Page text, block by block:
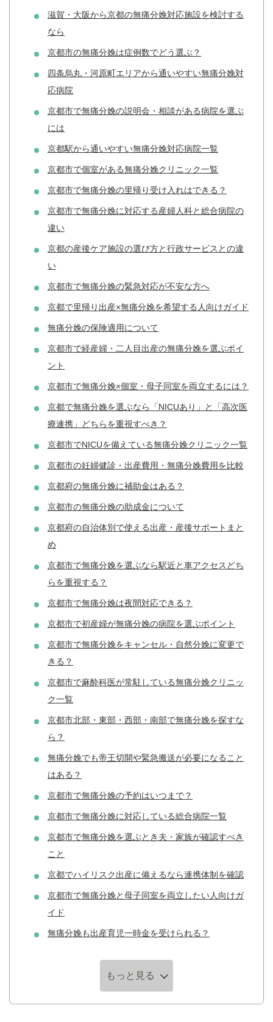
滋賀・大阪から京都の無痛分娩対応施設を検討する
なら
京都市の無痛分娩は症例数でどう選ぶ？
四条烏丸・河原町エリアから通いやすい無痛分娩対
応病院
京都市で無痛分娩の説明会・相談がある病院を選ぶ
には
京都駅から通いやすい無痛分娩対応病院一覧
京都市で個室がある無痛分娩クリニック一覧
京都市で無痛分娩の里帰り受け入れはできる？
京都市で無痛分娩に対応する産婦人科と総合病院の
違い
京都の産後ケア施設の選び方と行政サービスとの違
い
京都市で無痛分娩の緊急対応が不安な方へ
京都で里帰り出産×無痛分娩を希望する人向けガイド
無痛分娩の保険適用について
京都市で経産婦・二人目出産の無痛分娩を選ぶポイ
ント
京都市で無痛分娩×個室・母子同室を両立するには？
京都で無痛分娩を選ぶなら「NICUあり」と「高次医
療連携」どちらを重視すべき？
京都市でNICUを備えている無痛分娩クリニック一覧
京都市の妊婦健診・出産費用・無痛分娩費用を比較
京都府の無痛分娩に補助金はある？
京都市の無痛分娩の助成金について
京都府の自治体別で使える出産・産後サポートまと
め
京都市で無痛分娩を選ぶなら駅近と車アクセスどち
らを重視する？
京都市で無痛分娩は夜間対応できる？
京都市で初産婦が無痛分娩の病院を選ぶポイント
京都市で無痛分娩をキャンセル・自然分娩に変更で
きる？
京都市で麻酔科医が常駐している無痛分娩クリニッ
ク一覧
京都市北部・東部・西部・南部で無痛分娩を探すな
ら？
無痛分娩でも帝王切開や緊急搬送が必要になること
はある？
京都市で無痛分娩の予約はいつまで？
京都市で無痛分娩に対応している総合病院一覧
京都市で無痛分娩を選ぶとき夫・家族が確認すべき
こと
京都でハイリスク出産に備えるなら連携体制を確認
京都市で無痛分娩と母子同室を両立したい人向けガ
イド
無痛分娩も出産育児一時金を受けられる？
もっと見る